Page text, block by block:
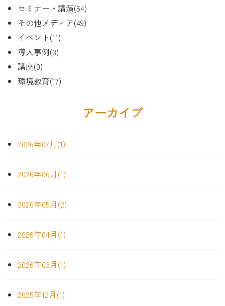
セミナー・講演(54)
その他メディア(49)
イベント(11)
導入事例(3)
講座(0)
環境教育(17)
アーカイブ
2026年07月(1)
2026年06月(1)
2026年05月(2)
2026年04月(1)
2026年03月(1)
2025年12月(1)